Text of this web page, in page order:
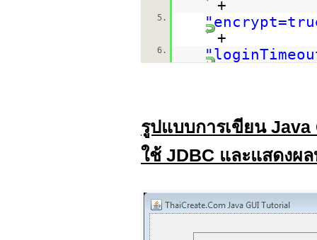
+
5.
+
6.
รูปแบบการเขียน Java
ใช้ JDBC และแสดงผ